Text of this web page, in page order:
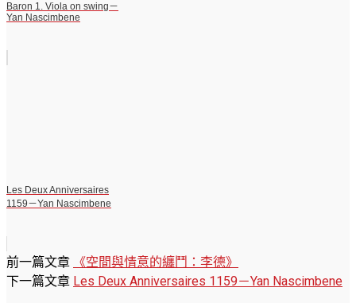
Baron 1. Viola on swing－
Yan Nascimbene
Les Deux Anniversaires
1159－Yan Nascimbene
前一篇文章
《空間與情意的纏鬥：李德》
下一篇文章 Les Deux Anniversaires 1159－Yan Nascimbene